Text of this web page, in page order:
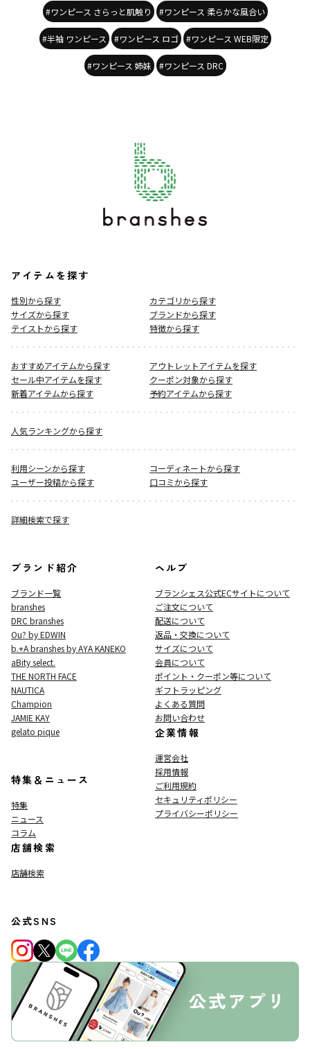
#ワンピース さらっと肌触り #ワンピース 柔らかな風合い
#半袖 ワンピース #ワンピース ロゴ #ワンピース WEB限定
#ワンピース 姉妹 #ワンピース DRC
アイテムを探す
性別から探す
カテゴリから探す
サイズから探す
ブランドから探す
テイストから探す
特徴から探す
おすすめアイテムから探す
アウトレットアイテムを探す
セール中アイテムを探す
クーポン対象から探す
新着アイテムから探す
予約アイテムから探す
人気ランキングから探す
利用シーンから探す
コーディネートから探す
ユーザー投稿から探す
口コミから探す
詳細検索で探す
ブランド紹介
ブランド一覧
branshes
DRC branshes
Ou? by EDWIN
b.+A branshes by AYA KANEKO
aBity select.
THE NORTH FACE
NAUTICA
Champion
JAMIE KAY
gelato pique
特集＆ニュース
特集
ニュース
コラム
店舗検索
店舗検索
ヘルプ
ブランシェス公式ECサイトについて
ご注文について
配送について
返品・交換について
サイズについて
会員について
ポイント・クーポン等について
ギフトラッピング
よくある質問
お問い合わせ
企業情報
運営会社
採用情報
ご利用規約
セキュリティポリシー
プライバシーポリシー
公式SNS